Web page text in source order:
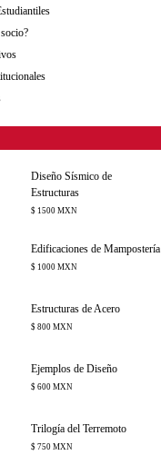
Diseño Sísmico de
Estructuras
$ 1500 MXN
Edificaciones de Mampostería
$ 1000 MXN
Estructuras de Acero
$ 800 MXN
Ejemplos de Diseño
$ 600 MXN
Trilogía del Terremoto
$ 750 MXN